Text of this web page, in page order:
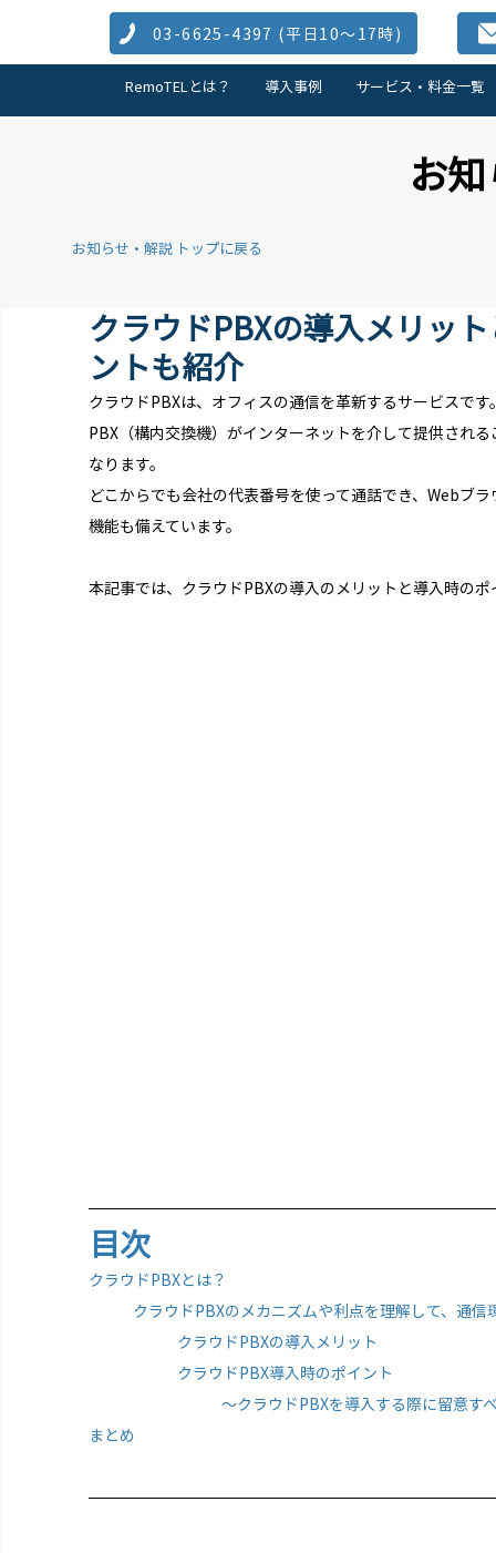
03-6625-4397 (​平日10～17時)
RemoTELとは？ 導入事例 サービス・料金一覧
お
お知らせ・解説 トップに戻る
クラウドPBXの導入メリッ
ントも紹介
クラウドPBXは、オフィスの通信を革新するサービスです
PBX（構内交換機）がインターネットを介して提供され
なります。
どこからでも会社の代表番号を使って通話でき、Webブ
機能も備えています。
本記事では、クラウドPBXの導入のメリットと導入時の
目次
クラウドPBXとは？
クラウドPBXのメカニズムや利点を理解して、通信
クラウドPBXの導入メリット
クラウドPBX導入時のポイント
〜クラウドPBXを導入する際に留意す
まとめ